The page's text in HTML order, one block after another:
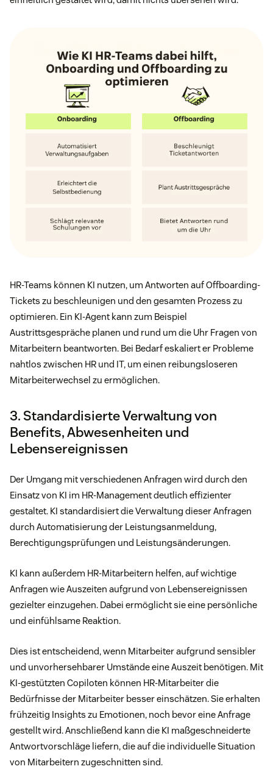
HR-Teams können KI nutzen, um Antworten auf Offboarding-
Tickets zu beschleunigen und den gesamten Prozess zu
optimieren. Ein KI-Agent kann zum Beispiel
Austrittsgespräche planen und rund um die Uhr Fragen von
Mitarbeitern beantworten. Bei Bedarf eskaliert er Probleme
nahtlos zwischen HR und IT, um einen reibungsloseren
Mitarbeiterwechsel zu ermöglichen.
3. Standardisierte Verwaltung von
Benefits, Abwesenheiten und
Lebensereignissen
Der Umgang mit verschiedenen Anfragen wird durch den
Einsatz von KI im HR-Management deutlich effizienter
gestaltet. KI standardisiert die Verwaltung dieser Anfragen
durch Automatisierung der Leistungsanmeldung,
Berechtigungsprüfungen und Leistungsänderungen.
KI kann außerdem HR-Mitarbeitern helfen, auf wichtige
Anfragen wie Auszeiten aufgrund von Lebensereignissen
gezielter einzugehen. Dabei ermöglicht sie eine persönliche
und einfühlsame Reaktion.
Dies ist entscheidend, wenn Mitarbeiter aufgrund sensibler
und unvorhersehbarer Umstände eine Auszeit benötigen. Mit
KI-gestützten Copiloten können HR-Mitarbeiter die
Bedürfnisse der Mitarbeiter besser einschätzen. Sie erhalten
frühzeitig Insights zu Emotionen, noch bevor eine Anfrage
gestellt wird. Anschließend kann die KI maßgeschneiderte
Antwortvorschläge liefern, die auf die individuelle Situation
von Mitarbeitern zugeschnitten sind.